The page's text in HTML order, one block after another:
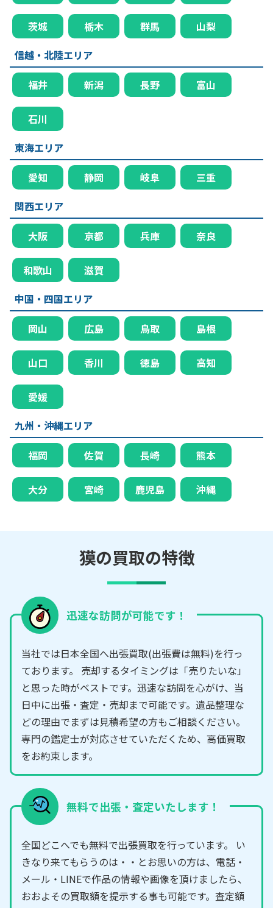
茨城 栃木 群馬
山梨
信越・北陸エリア
福井 新潟 長野 富山
石川
東海エリア
愛知 静岡 岐阜
三重
関西エリア
大阪 京都 兵庫 奈良
和歌山
滋賀
中国・四国エリア
岡山 広島 鳥取 島根
山口 香川 徳島 高知
愛媛
九州・沖縄エリア
福岡 佐賀 長崎 熊本
大分 宮崎 鹿児島 沖縄
獏の買取の特徴
迅速な訪問が可能です！
当社では日本全国へ出張買取(出張費は無料)を行っ
ております。 売却するタイミングは「売りたいな」
と思った時がベストです。迅速な訪問を心がけ、当
日中に出張・査定・売却まで可能です。遺品整理な
どの理由でまずは見積希望の方もご相談ください。
専門の鑑定士が対応させていただくため、高価買取
をお約束します。
無料で出張・査定いたします！
全国どこへでも無料で出張買取を行っています。 い
きなり来てもらうのは・・とお思いの方は、電話・
メール・LINEで作品の情報や画像を頂けましたら、
おおよその買取額を提示する事も可能です。査定額